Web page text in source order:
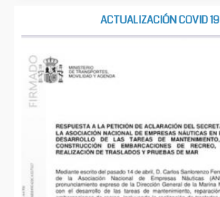
ACTUALIZACIÓN COVID 19